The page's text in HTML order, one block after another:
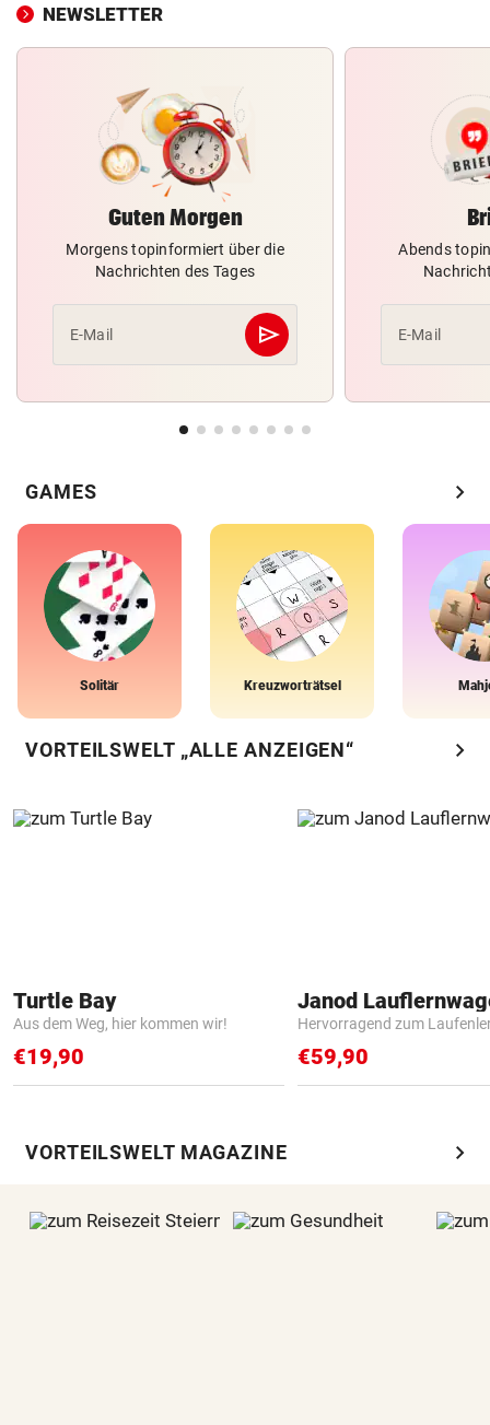
NEWSLETTER
Guten Morgen
Morgens topinformiert über die
Nachrichten des Tages
E-Mail send
Abschicken
Abends
E-Mail
GAMES chevron_right
Solitär Kreuzworträtsel
VORTEILSWELT „ALLE ANZEIGEN“ chevron_right
Turtle Bay
Aus dem Weg, hier kommen wir!
€19,90
Janod
Hervorragend zum
€59,90
VORTEILSWELT MAGAZINE chevron_right